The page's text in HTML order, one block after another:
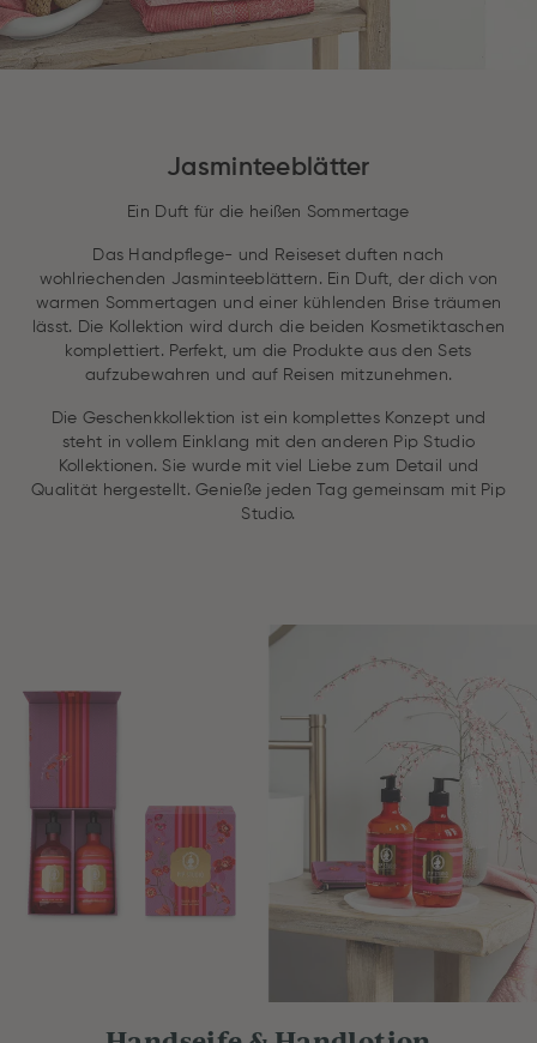
Jasminteeblätter
Ein Duft für die heißen Sommertage
Das Handpflege- und Reiseset duften nach
wohlriechenden Jasminteeblättern. Ein Duft, der dich von
warmen Sommertagen und einer kühlenden Brise träumen
lässt. Die Kollektion wird durch die beiden Kosmetiktaschen
komplettiert. Perfekt, um die Produkte aus den Sets
aufzubewahren und auf Reisen mitzunehmen.
Die Geschenkkollektion ist ein komplettes Konzept und
steht in vollem Einklang mit den anderen Pip Studio
Kollektionen. Sie wurde mit viel Liebe zum Detail und
Qualität hergestellt. Genieße jeden Tag gemeinsam mit Pip
Studio.